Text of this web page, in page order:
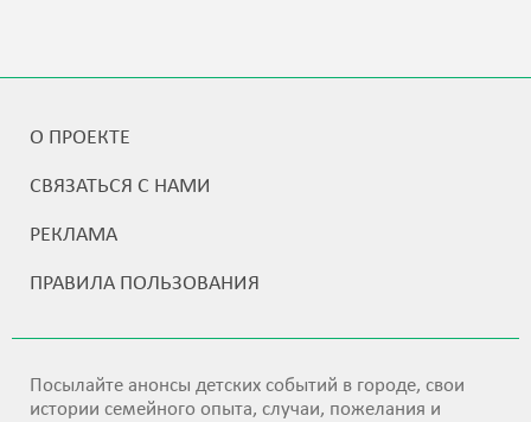
О ПРОЕКТЕ
СВЯЗАТЬСЯ С НАМИ
РЕКЛАМА
ПРАВИЛА ПОЛЬЗОВАНИЯ
Посылайте анонсы детских событий в городе, свои
истории семейного опыта, случаи, пожелания и